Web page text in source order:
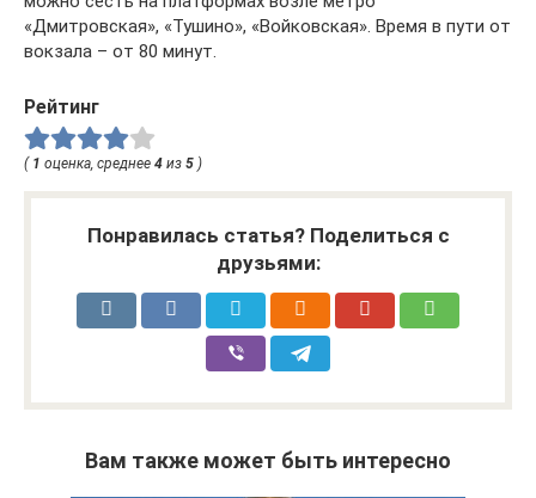
«Дмитровская», «Тушино», «Войковская». Время в пути от
вокзала – от 80 минут.
Рейтинг
( 1 оценка, среднее 4 из 5 )
Понравилась статья? Поделиться с
друзьями:
Вам также может быть интересно